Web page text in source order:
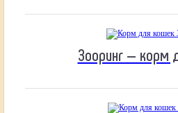
Зооринг — корм